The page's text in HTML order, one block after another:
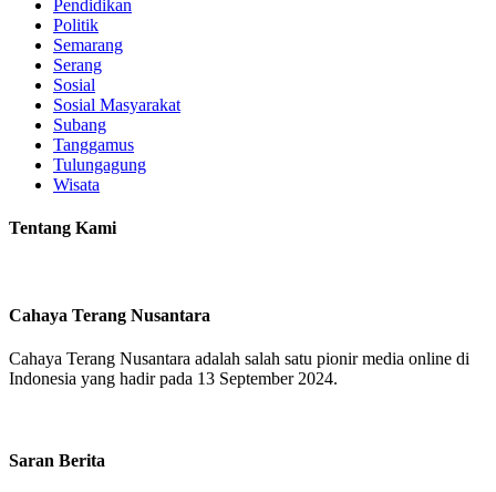
Pendidikan
Politik
Semarang
Serang
Sosial
Sosial Masyarakat
Subang
Tanggamus
Tulungagung
Wisata
Tentang Kami
Cahaya Terang Nusantara
Cahaya Terang Nusantara adalah salah satu pionir media online di
Indonesia yang hadir pada 13 September 2024.
Saran Berita